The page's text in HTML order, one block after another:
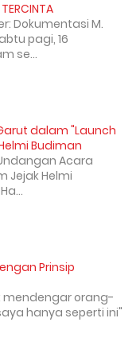
Dokumentasi M.
pagi, 16
se...
dalam "Launch
Budiman
Acara
Jejak Helmi
Prinsip
mendengar orang-
hanya seperti ini"